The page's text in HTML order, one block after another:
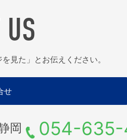
US
見た」とお伝えください。
せ
岡 054-635-